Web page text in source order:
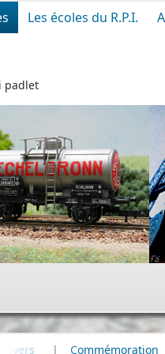
Les écoles du R.P.I.
padlet
Commémoration | 80e